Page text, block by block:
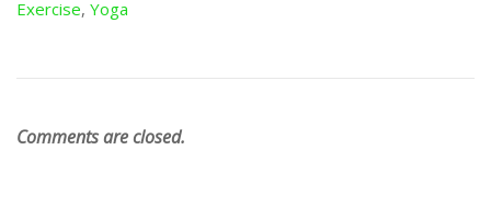
Exercise, Yoga
Comments are closed.